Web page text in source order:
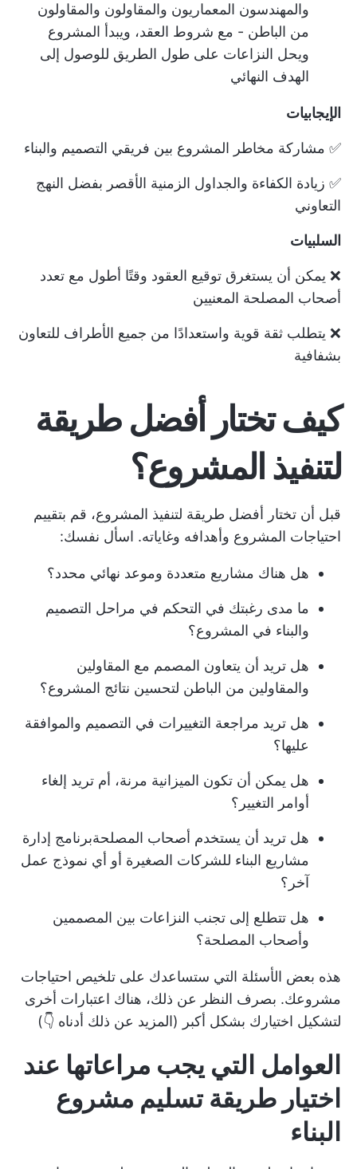
والمهندسون المعماريون والمقاولون والمقاولون
من الباطن - مع شروط العقد، ويبدأ المشروع
ويحل النزاعات على طول الطريق للوصول إلى
الهدف النهائي
الإيجابيات
✅ مشاركة مخاطر المشروع بين فريقي التصميم والبناء
✅ زيادة الكفاءة والجداول الزمنية الأقصر بفضل النهج
التعاوني
السلبيات
❌ يمكن أن يستغرق توقيع العقود وقتًا أطول مع تعدد
أصحاب المصلحة المعنيين
❌ يتطلب ثقة قوية واستعدادًا من جميع الأطراف للتعاون
بشفافية
كيف تختار أفضل طريقة
لتنفيذ المشروع؟
قبل أن تختار أفضل طريقة لتنفيذ المشروع، قم بتقييم
احتياجات المشروع وأهدافه وغاياته. اسأل نفسك:
هل هناك مشاريع متعددة وموعد نهائي محدد؟
ما مدى رغبتك في التحكم في مراحل التصميم
والبناء في المشروع؟
هل تريد أن يتعاون المصمم مع المقاولين
والمقاولين من الباطن لتحسين نتائج المشروع؟
هل تريد مراجعة التغييرات في التصميم والموافقة
عليها؟
هل يمكن أن تكون الميزانية مرنة، أم تريد إلغاء
أوامر التغيير؟
هل تريد أن يستخدم أصحاب المصلحةبرنامج إدارة
مشاريع البناء للشركات الصغيرة أو أي نموذج عمل
آخر؟
هل تتطلع إلى تجنب النزاعات بين المصممين
وأصحاب المصلحة؟
هذه بعض الأسئلة التي ستساعدك على تلخيص احتياجات
مشروعك. بصرف النظر عن ذلك، هناك اعتبارات أخرى
لتشكيل اختيارك بشكل أكبر (المزيد عن ذلك أدناه 👇)
العوامل التي يجب مراعاتها عند
اختيار طريقة تسليم مشروع
البناء